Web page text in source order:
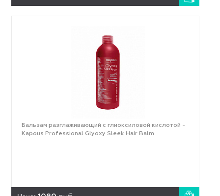
Бальзам разглаживающий с глиоксиловой кислотой -
Kapous Professional Glyoxy Sleek Hair Balm